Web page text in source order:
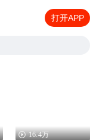
打开APP
16.4万